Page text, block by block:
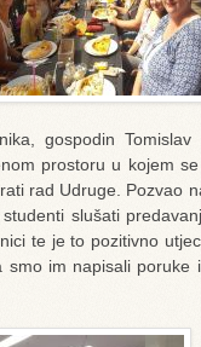
gospodin Tomislav
prostoru u kojem
rad Udruge. Pozvao
slušati
te je to pozitivno
smo im napisali poruke